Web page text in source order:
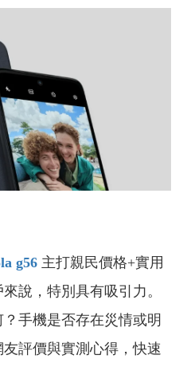
g56 主打親民價格+實用
說，特別具有吸引力。
手機是否存在災情或明
評價與實測心得，快速